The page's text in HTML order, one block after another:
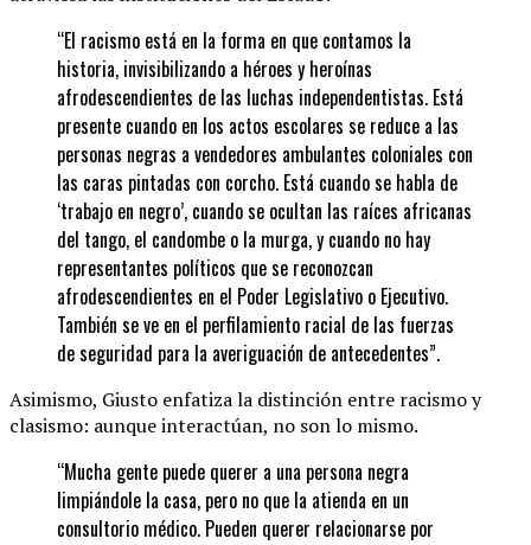
“El racismo está en la forma en que contamos la
historia, invisibilizando a héroes y heroínas
afrodescendientes de las luchas independentistas. Está
presente cuando en los actos escolares se reduce a las
personas negras a vendedores ambulantes coloniales con
las caras pintadas con corcho. Está cuando se habla de
‘trabajo en negro’, cuando se ocultan las raíces africanas
del tango, el candombe o la murga, y cuando no hay
representantes políticos que se reconozcan
afrodescendientes en el Poder Legislativo o Ejecutivo.
También se ve en el perfilamiento racial de las fuerzas
de seguridad para la averiguación de antecedentes”.
Asimismo, Giusto enfatiza la distinción entre racismo y
clasismo: aunque interactúan, no son lo mismo.
“Mucha gente puede querer a una persona negra
limpiándole la casa, pero no que la atienda en un
consultorio médico. Pueden querer relacionarse por